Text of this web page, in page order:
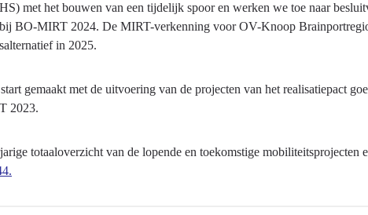
met het bouwen van een tijdelijk spoor en werken we toe naar
BO-MIRT 2024. De MIRT-verkenning voor OV-Knoop
in 2025.
gemaakt met de uitvoering van de projecten van het realisatiepact
2023.
totaaloverzicht van de lopende en toekomstige mobiliteitsprojecten